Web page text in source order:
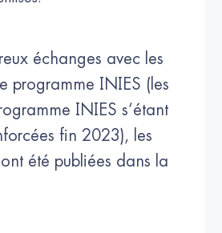
échanges avec les
programme INIES (les
INIES s’étant
fin 2023), les
ont été publiées dans la